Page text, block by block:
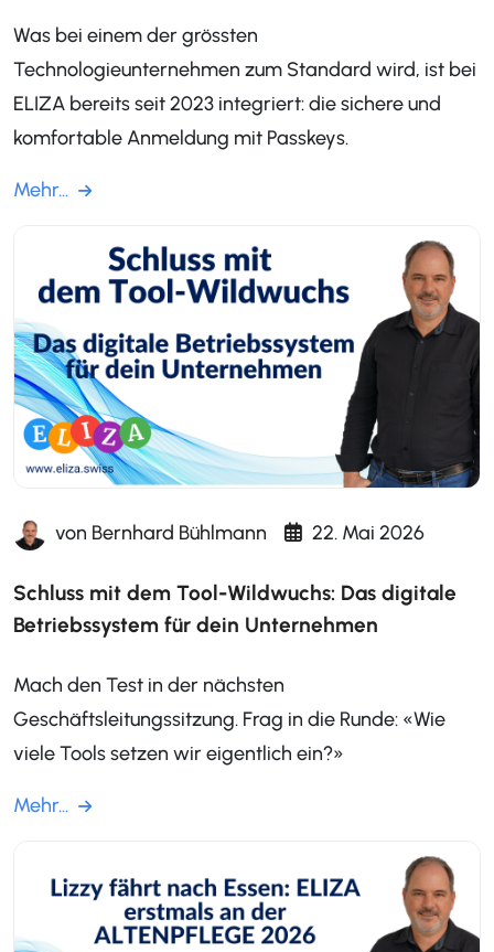
Was bei einem der grössten
Technologieunternehmen zum Standard wird, ist bei
ELIZA bereits seit 2023 integriert: die sichere und
komfortable Anmeldung mit Passkeys.
Mehr...
von Bernhard Bühlmann 22. Mai 2026
Schluss mit dem Tool-Wildwuchs: Das digitale
Betriebssystem für dein Unternehmen
Mach den Test in der nächsten
Geschäftsleitungssitzung. Frag in die Runde: «Wie
viele Tools setzen wir eigentlich ein?»
Mehr...